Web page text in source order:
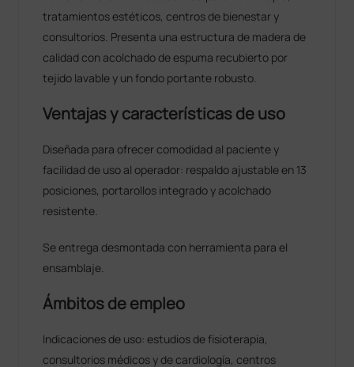
tratamientos estéticos, centros de bienestar y
consultorios. Presenta una estructura de madera de
calidad con acolchado de espuma recubierto por
tejido lavable y un fondo portante robusto.
Ventajas y características de uso
Diseñada para ofrecer comodidad al paciente y
facilidad de uso al operador: respaldo ajustable en 13
posiciones, portarollos integrado y acolchado
resistente.
Se entrega desmontada con herramienta para el
ensamblaje.
Ámbitos de empleo
Indicaciones de uso: estudios de fisioterapia,
consultorios médicos y de cardiología, centros